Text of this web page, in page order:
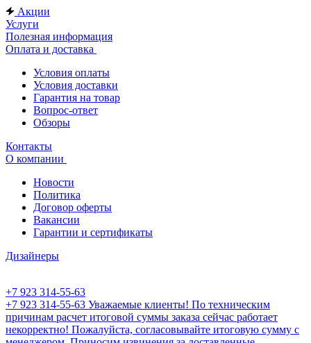
Акции
Услуги
Полезная информация
Оплата и доставка
Условия оплаты
Условия доставки
Гарантия на товар
Вопрос-ответ
Обзоры
Контакты
О компании
Новости
Политика
Договор оферты
Вакансии
Гарантии и сертификаты
Дизайнеры
+7 923 314-55-63
+7 923 314-55-63 Уважаемые клиенты! По техническим
причинам расчет итоговой суммы заказа сейчас работает
некорректно! Пожалуйста, согласовывайте итоговую сумму с